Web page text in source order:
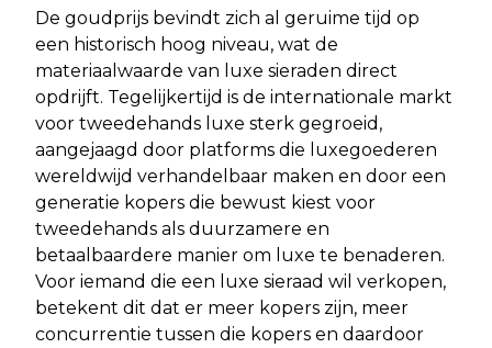
De goudprijs bevindt zich al geruime tijd op
een historisch hoog niveau, wat de
materiaalwaarde van luxe sieraden direct
opdrijft. Tegelijkertijd is de internationale markt
voor tweedehands luxe sterk gegroeid,
aangejaagd door platforms die luxegoederen
wereldwijd verhandelbaar maken en door een
generatie kopers die bewust kiest voor
tweedehands als duurzamere en
betaalbaardere manier om luxe te benaderen.
Voor iemand die een luxe sieraad wil verkopen,
betekent dit dat er meer kopers zijn, meer
concurrentie tussen die kopers en daardoor